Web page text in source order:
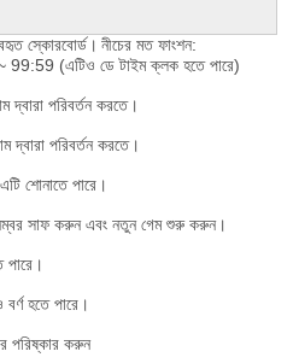
স্কোরবোর্ড। নীচের মত ফাংশন:
99:59 (এটিও ডে টাইম ক্লক হতে পারে)
পরিবর্তন করতে।
দ্বারা পরিবর্তন করতে।
শোনাতে পারে।
সাফ করুন এবং নতুন গেম শুরু করুন।
হতে পারে।
পরিষ্কার করুন